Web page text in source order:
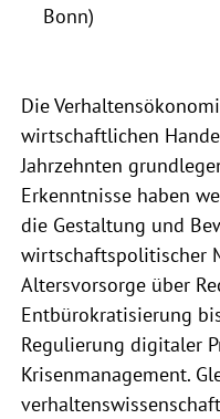
Bonn)
Die
wirtschaftlichen
Jahrzehnten
Erkenntnisse haben
die Gestaltung und
wirtschaftspolitischer
Altersvorsorge über
Entbürokratisierung
Regulierung digitaler
Krisenmanagement.